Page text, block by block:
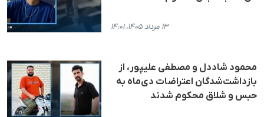
۱۳ مرداد ۱۴۰۵، ۱۴:۰۱
محمود شاددل و مصطفی علیپور، از
بازداشت‌شدگان اعتراضات دی‌ماه به
حبس و شلاق محکوم شدند